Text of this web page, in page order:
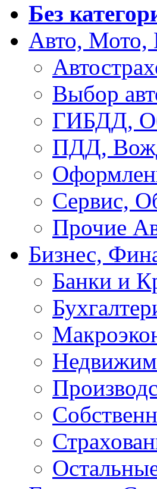
Без
Авто, Мото,
Выбор
ГИБДД,
ПДД,
Сервис,
Прочие
Бизнес,
Банки и